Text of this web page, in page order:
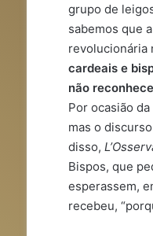
grupo de
sabemos que
revolucionária
cardeais e
não
Por ocasião
mas o
disso,
Bispos, que
esperassem,
recebeu,